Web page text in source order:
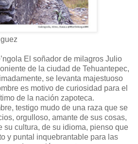
me levanté primero que el sol, pues quería apreciar la magnitud de la lejanía. Conforme fue alumbrando el sol, fue apareciendo paulatinamente una maravilla de paisaje. Al Oriente se extiende el gran valle de Tehuantepec, más allá el heroico Juchitán de Zaragoza, luego San Pedro Comitancillo, San Blas Atempa, Más allá la colonia Charis, Santa Rosa de Lima, San Pedro Huiloptepec y más allá y confundiéndose con el Océano Pacífico se contempla la legendaria nación Huave. El río Tehuantepec serpenteando apenas, cual pequeña serpiente que comienza a explorar. Todos los pueblos mencionados están rodeados de una floresta verde, que por momentos movida por el viento, dando la apariencia de un paraíso. Siempre al Oriente se pierde nuestra vista y nuestra imaginación se aloca, cual brújula entre dos campos magnéticos. Desde estas alturas se contemplan las lagunas Superior e Inferior que bañan la nación Huave, como dije antes, formado por los pueblos de San Francisco del Mar, San Dionisio del Mar, Santa María del Mar, San Mateo del Mar y Huazantlán del Río. Al norte del valle de Tehuantepec, se contempla la hermosa serranía de San Pedro Tlacotepec y Laolloga. Al Sur encontramos la abrupta serranía de San Miguel Tenango, perteneciente a la nación Chontal, al Poniente se ve el valle de Jalapa del Marqués y a los pies de Guie’ngola el espejo azulado de la presa presidente Benito Juárez. Hasta esos momentos mi vista había girado hacia lo más lejano... pero conforme el sol iba avanzando, me fui percatando de lo más cercano... como a 200 metros, vi con asombro, un antiguo y gigantesco palacio apuntando sus torres hacia el infinito. Al momento grité lleno de asombro y de alegría, a esas horas mis compañeros todavía estaban durmiendo, pero con mis gritos de sorpresa despertaron y llegaron hasta donde estaba parado, me encontraron extasiado y casi sin poder hablar. Me condujeron a la pequeña morada, almorzamos... y después... después nos dimos la tarea de explorar en su interior de aquel palacio olvidado por los tiempos, y quizás nosotros éramos los únicos afortunados en aquel paraje celeste. Por momentos me imaginaba que aquel paraje era precisamente la morada de los dioses de la nación zapoteca. Todos armados hasta los dientes y con un valor intrépido, nos fuimos aproximando poco a poco, pues de seguro íbamos en pos de una aventura, o quizás camino a la muerte. Así unidos en valor y ánimo, llegamos hasta al pie de aquel edificio tan lleno de misterios. Estas son sus características: A primera vista calculé que tenía 200 metros de largo por 100 metros de ancho, formando un rectángulo perfecto. Sus paredes construidas con enormes piedras labradas a gran perfección, predominando el mármol negruzco. Apuntando al Oriente y en su parte central, una puerta hecha de piedra y de una sola pieza. 6 metros de alto por 4 metros de ancho. Por la parte superior del quicio, un escudo de armas de contorno triangular, en uno de sus ángulos, calada en piedra , representa una honda. En otro, un pequeño lago, y en el tercer ángulo, un tigre devorando su presa. Al centro del triángulo, unas inscripciones en jeroglíficos. Sin tomar la menor importancia de lo descrito arriba y movidos cada vez más por la curiosidad, creyéndonos los más afortunados del mundo, penetramos por esa puerta gigantesca, pues estaba entre abierta, como quien acaba de llegar a su casa y se olvidó cerrarla por dentro. Recorrimos sin contra tiempos gran parte del interior del edificio y así poco a poco pudimos recobrar la calma, hasta el grado de alejarnos uno del otro a cierta distancia. Viendo esto, examinando aquello, huesos por acá, inscripciones por allá, palpando pasajes bélicos representados en alto relieve, o gravado sobre piedra negra. Pulsando lanzas guerreras, en fin, admirando la diversidad de piedras preciosas en tamaños jamás nunca vistas. Así... y sin darme cuenta, fui internándome a través de un pasadizo muy amplio que me pareció lo más natural... todo lo miraba iluminado, y como entre sueño y sin que nadie me perturbara y cada vez más atónito y sin acordarme más de mis compañeros. Perdí la noción del tiempo. Tan solo quería grabar en mi memoria todo cuanto iba viendo. En mi paso por aquellos laberintos vi centenar de cosas. Caminando... caminando encontré unas habitaciones como recién acabadas. El oro y las piedras preciosas trabajadas con gran maestría. Las sillas y las mesas tenían las patas hechas de piedra de color negro y sus cubiertas de oro macizo. El techo de aquellas habitaciones estaban adornadas de tan diversa manera, como el cielo de una noche estrellada. En vez de mechones, unas estrellas pendían del techo. No sentí ni calor ni frío, pues casi estaba fuera de mi. Pensaba y mi pensamiento al instante se hacía tangible. Después como despertando de un segundo sueño, alguien me dijo, ¡sigue adelante afortunado visitante!. Yo obedecí. Seguí caminando hasta llegar a descubrir un amplio salón, al que imaginé sería el comedor. En verdad que sí lo era, estaba la mea dispuesta, los platos eran transparentes como el cristal, los demás utensilios eran de piedra negruzca y con incrustaciones de oro. Anonadado de tanta maravilla, no supe qué hacer, pero mi guía invisible, una voz no escuchada sino únicamente entendida, a manera de transmisión de pensamiento, me ordenó que probara de aquellas riquísimas viandas. Comí de todo, los platillos tenían un sabor muy especial, ahí había pescado de mar recién capturado y de lo más exquisito. Una vez satisfecha mi curiosidad de comida, abandoné aquel recinto. Mi voluntad ya no era mía, me dejé guiar no sé por cuanto tiempo por esa misteriosa voz. Así y ya fuera de mí seguí caminando a través de una calzada, el piso era de piedra negra labrada y con adornos en bajo relieve representando olorosas flores de guiexhoba y combinadas con figuras de animales de la prehistoria. A los lados flores sembradas en forma caprichosa, cuyo perfume, aunque era excesivo, sin embargo no molestaba al olfato. Aquella calzada me condujo a un lago... mi guía invisible me dio a entender que ahí e